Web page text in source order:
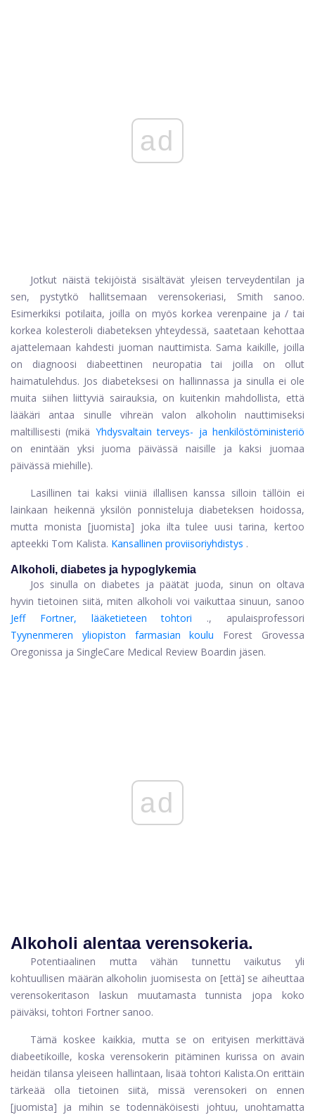
ad
Jotkut näistä tekijöistä sisältävät yleisen terveydentilan ja
sen, pystytkö hallitsemaan verensokeriasi, Smith sanoo.
Esimerkiksi potilaita, joilla on myös korkea verenpaine ja / tai
korkea kolesteroli diabeteksen yhteydessä, saatetaan kehottaa
ajattelemaan kahdesti juoman nauttimista. Sama kaikille, joilla
on diagnoosi diabeettinen neuropatia tai joilla on ollut
haimatulehdus. Jos diabeteksesi on hallinnassa ja sinulla ei ole
muita siihen liittyviä sairauksia, on kuitenkin mahdollista, että
lääkäri antaa sinulle vihreän valon alkoholin nauttimiseksi
maltillisesti (mikä Yhdysvaltain terveys- ja henkilöstöministeriö
on enintään yksi juoma päivässä naisille ja kaksi juomaa
päivässä miehille).
Lasillinen tai kaksi viiniä illallisen kanssa silloin tällöin ei
lainkaan heikennä yksilön ponnisteluja diabeteksen hoidossa,
mutta monista [juomista] joka ilta tulee uusi tarina, kertoo
apteekki Tom Kalista. Kansallinen proviisoriyhdistys .
Alkoholi, diabetes ja hypoglykemia
Jos sinulla on diabetes ja päätät juoda, sinun on oltava
hyvin tietoinen siitä, miten alkoholi voi vaikuttaa sinuun, sanoo
Jeff Fortner, lääketieteen tohtori
., apulaisprofessori
Tyynenmeren yliopiston farmasian koulu
Forest Grovessa
Oregonissa ja SingleCare Medical Review Boardin jäsen.
ad
Alkoholi alentaa verensokeria.
Potentiaalinen mutta vähän tunnettu vaikutus yli
kohtuullisen määrän alkoholin juomisesta on [että] se aiheuttaa
verensokeritason laskun muutamasta tunnista jopa koko
päiväksi, tohtori Fortner sanoo.
Tämä koskee kaikkia, mutta se on erityisen merkittävä
diabeetikoille, koska verensokerin pitäminen kurissa on avain
heidän tilansa yleiseen hallintaan, lisää tohtori Kalista.On erittäin
tärkeää olla tietoinen siitä, missä verensokeri on ennen
[juomista] ja mihin se todennäköisesti johtuu, unohtamatta